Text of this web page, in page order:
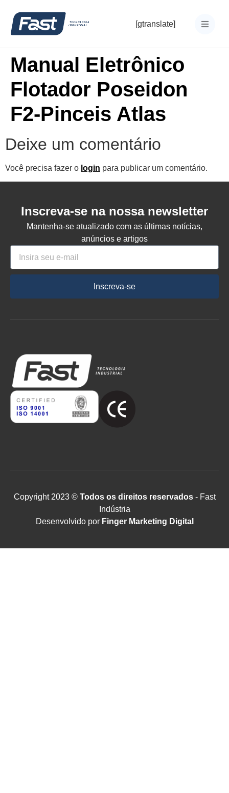
[gtranslate]
Manual Eletrônico
Flotador Poseidon
F2-Pinceis Atlas
Deixe um comentário
Você precisa fazer o login para publicar um comentário.
Inscreva-se na nossa newsletter
Mantenha-se atualizado com as últimas notícias,
anúncios e artigos
Inscreva-se
Copyright 2023 ©Todos os direitos reservados- Fast
Indústria
Desenvolvido por Finger Marketing Digital